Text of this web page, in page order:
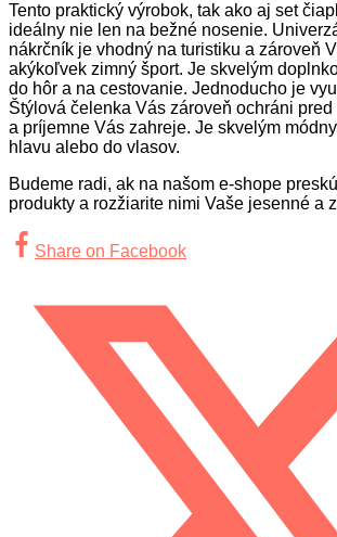
Tento praktický výrobok, tak ako aj set
ideálny nie len na bežné nosenie.
nákrčník je vhodný na turistiku a zároveň
akýkoľvek zimný šport. Je skvelým
do hôr a na cestovanie. Jednoducho je
Štýlová čelenka Vás zároveň ochráni
a príjemne Vás zahreje. Je skvelým
hlavu alebo do vlasov.
Budeme radi, ak na našom e-shope
produkty a rozžiarite nimi Vaše jesenné a
Share on Facebook